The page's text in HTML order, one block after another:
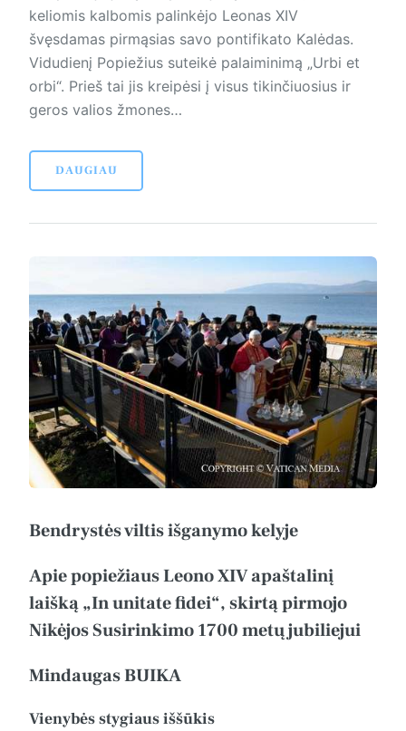
keliomis kalbomis palinkėjo Leonas XIV
švęsdamas pirmąsias savo pontifikato Kalėdas.
Vidudienį Po­piežius suteikė palaiminimą „Urbi et
orbi“. Prieš tai jis kreipėsi į visus tikinčiuosius ir
geros valios žmones…
DAUGIAU
Bendrystės viltis išganymo kelyje
Apie popiežiaus Leono XIV apaštalinį
laišką „In unitate fidei“, skirtą pirmojo
Nikėjos Susirinkimo 1700 metų jubiliejui
Mindaugas BUIKA
Vienybės stygiaus iššūkis